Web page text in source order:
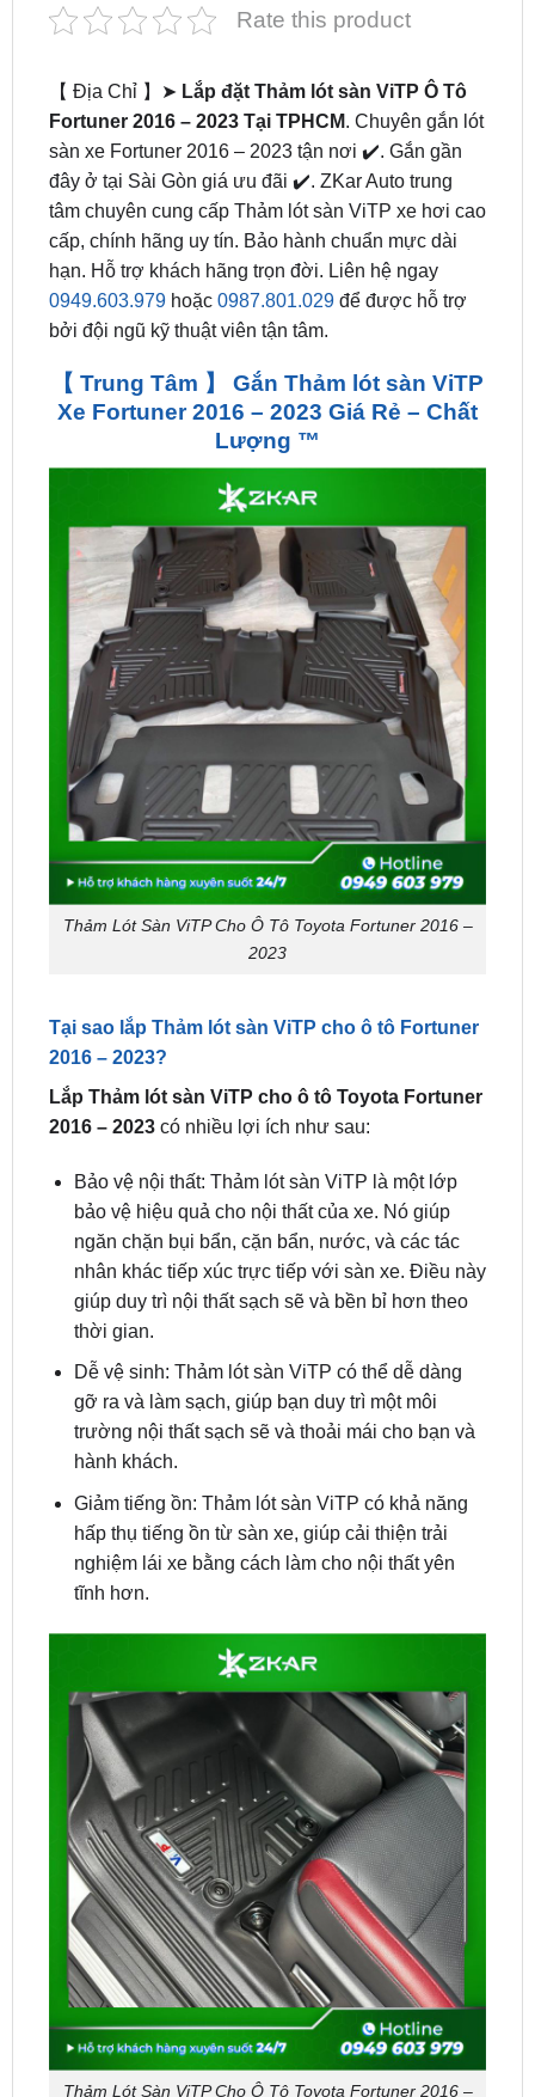
【 Địa Chỉ 】➤
Lắp đặt Thảm lót sàn ViTP Ô Tô
sàn xe Fortuner 2016 – 2023 tận nơi ✔️. Gắn gần
đây ở tại Sài Gòn giá ưu đãi ✔️. ZKar Auto trung
tâm chuyên cung cấp Thảm lót sàn ViTP xe hơi cao
cấp, chính hãng uy tín. Bảo hành chuẩn mực dài
hạn. Hỗ trợ khách hãng trọn đời. Liên hệ ngay
0949.603.979hoặc0987.801.029để được hỗ trợ
bởi đội ngũ kỹ thuật viên tận tâm.
【 Trung Tâm 】 Gắn Thảm lót sàn ViTP
Lượng ™
Thảm Lót Sàn ViTP Cho Ô Tô Toyota Fortuner 2016 –
2023
Tại sao lắp Thảm lót sàn ViTP cho ô tô Fortuner
Lắp Thảm lót sàn ViTP cho ô tô Toyota Fortuner
2016 – 2023có nhiều lợi ích như sau:
Bảo vệ nội thất: Thảm lót sàn ViTP là một lớp
ngăn chặn bụi bẩn, cặn bẩn, nước, và các tác
nhân khác tiếp xúc trực tiếp với sàn xe. Điều này
giúp duy trì nội thất sạch sẽ và bền bỉ hơn theo
thời gian.
Dễ vệ sinh: Thảm lót sàn ViTP có thể dễ dàng
gỡ ra và làm sạch, giúp bạn duy trì một môi
trường nội thất sạch sẽ và thoải mái cho bạn và
hành khách.
Giảm tiếng ồn: Thảm lót sàn ViTP có khả năng
hấp thụ tiếng ồn từ sàn xe, giúp cải thiện trải
nghiệm lái xe bằng cách làm cho nội thất yên
tĩnh hơn.
Thảm Lót Sàn ViTP Cho Ô Tô Toyota Fortuner 2016 –
2023